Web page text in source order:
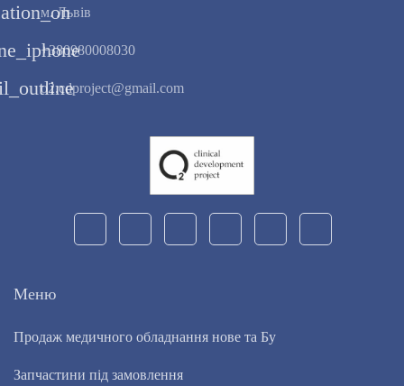
м. Львів
+380980008030
o2.cdproject@gmail.com
Меню
Продаж медичного обладнання нове та Бу
Запчастини під замовлення